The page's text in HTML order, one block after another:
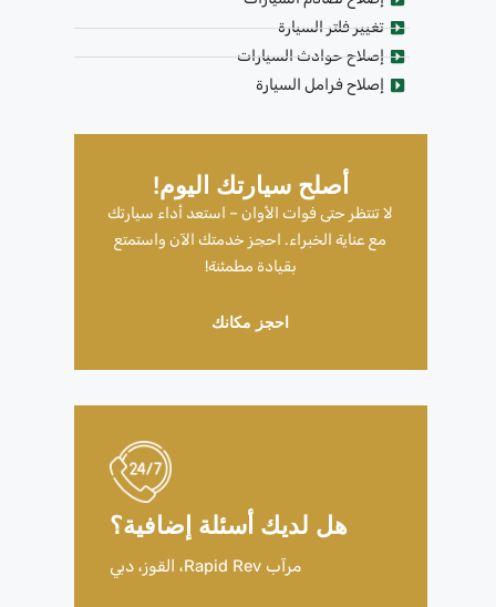
تغيير فلتر السيارة
إصلاح حوادث السيارات
إصلاح فرامل السيارة
أصلح سيارتك اليوم!
لا تنتظر حتى فوات الأوان – استعد أداء سيارتك
مع عناية الخبراء. احجز خدمتك الآن واستمتع
بقيادة مطمئنة!
احجز مكانك
هل لديك أسئلة إضافية؟
مرآب Rapid Rev، القوز، دبي